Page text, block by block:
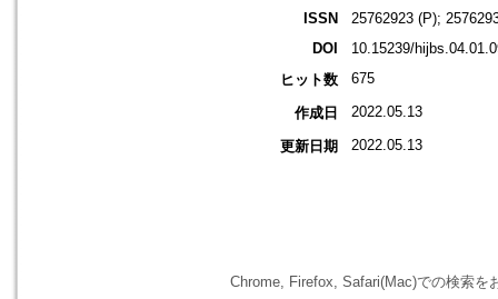
ISSN
25762923 (P);
DOI
10.15239/
ヒット数
675
作成日 2022.05.13
更新日期 2022.05.13
Chrome, Firefox, Safari(Mac)での検索を